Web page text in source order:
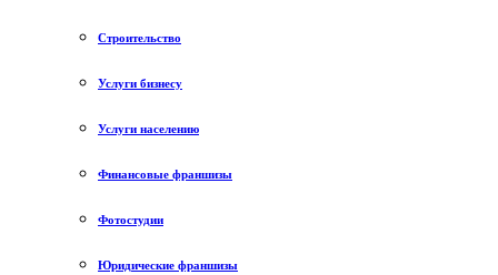
Строительство
Услуги бизнесу
Услуги населению
Финансовые франшизы
Фотостудии
Юридические франшизы